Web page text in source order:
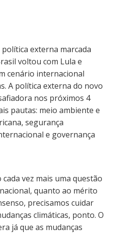
externa marcada
voltou com Lula e
cenário internacional
A política externa do novo
nos próximos 4
pautas: meio ambiente e
segurança
e governança
vez mais uma questão
quanto ao mérito
precisamos cuidar
climáticas, ponto. O
já que as mudanças